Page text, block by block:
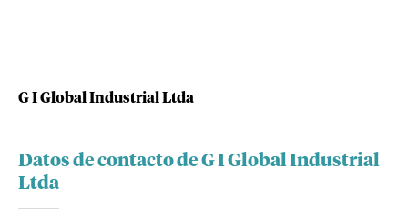
G I Global Industrial Ltda
Datos de contacto de G I Global Industrial
Ltda